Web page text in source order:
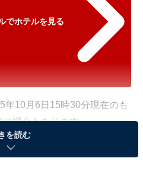
でホテルを見る
10月6日15時30分現在のも
場合もあります。
サービスの利用により、売上の一部が
あります。
を読む